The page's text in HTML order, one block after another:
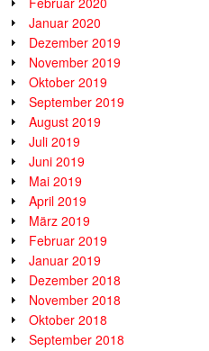
Januar 2020
Dezember 2019
November 2019
Oktober 2019
September 2019
August 2019
Juli 2019
Juni 2019
Mai 2019
April 2019
März 2019
Februar 2019
Januar 2019
Dezember 2018
November 2018
Oktober 2018
September 2018